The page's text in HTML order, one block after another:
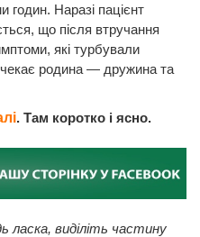
годин. Наразі пацієнт
що після втручання
які турбували
родина — дружина та
. Там коротко і ясно.
ласка, виділіть частину